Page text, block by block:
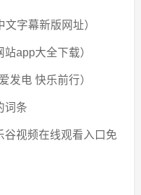
字幕新版网址）
app大全下载）
发电 快乐前行）
词条
谷视频在线观看入口免